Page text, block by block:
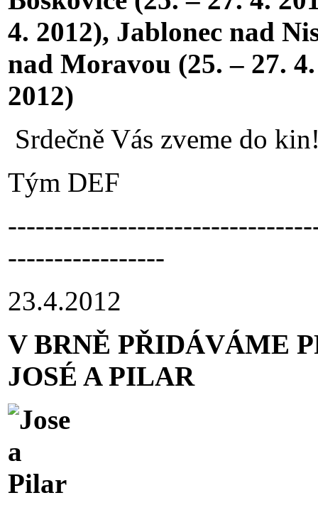
4. 2012), Jablonec nad
nad Moravou (25. – 27.
2012)
Srdečně Vás zveme do
Tým DEF
-----------------
23.4.2012
V BRNĚ PŘIDÁVÁME
JOSÉ A PILAR